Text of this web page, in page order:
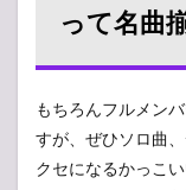
って名曲
もちろんフルメン
すが、ぜひソロ曲
クセになるかっこ